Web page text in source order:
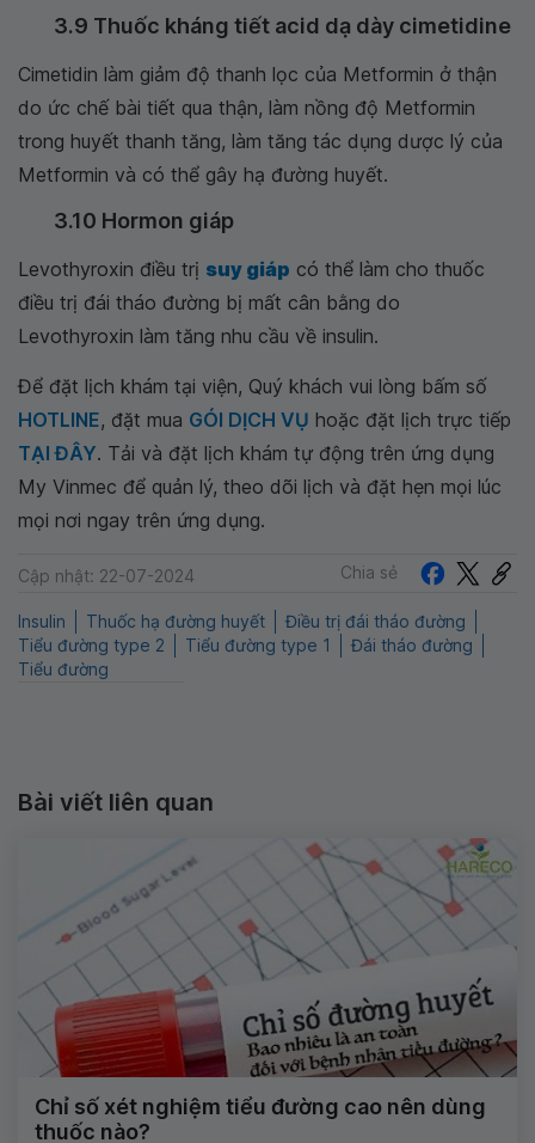
3.9 Thuốc kháng tiết acid dạ dày cimetidine
Cimetidin làm giảm độ thanh lọc của Metformin ở thận
do ức chế bài tiết qua thận, làm nồng độ Metformin
trong huyết thanh tăng, làm tăng tác dụng dược lý của
Metformin và có thể gây hạ đường huyết.
3.10 Hormon giáp
Levothyroxin điều trị suy giáp có thể làm cho thuốc
điều trị đái tháo đường bị mất cân bằng do
Levothyroxin làm tăng nhu cầu về insulin.
Để đặt lịch khám tại viện, Quý khách vui lòng bấm số
HOTLINE, đặt mua GÓI DỊCH VỤ hoặc đặt lịch trực tiếp
TẠI ĐÂY. Tải và đặt lịch khám tự động trên ứng dụng
My Vinmec để quản lý, theo dõi lịch và đặt hẹn mọi lúc
mọi nơi ngay trên ứng dụng.
Cập nhật: 22-07-2024 Chia sẻ
Insulin Thuốc hạ đường huyết
Điều trị đái tháo đường
Tiểu đường type 2
Tiểu đường type 1
Đái tháo đường
Tiểu đường
Bài viết liên quan
Chỉ số xét nghiệm tiểu đường cao nên dùng
thuốc nào?